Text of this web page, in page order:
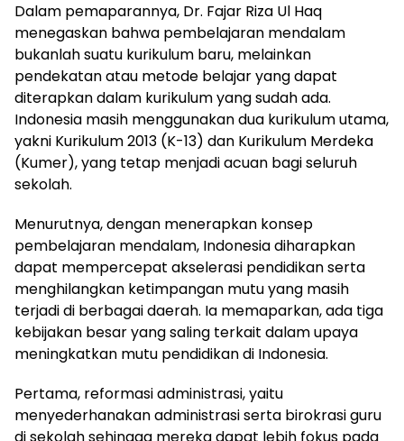
Dalam pemaparannya, Dr. Fajar Riza Ul Haq
menegaskan bahwa pembelajaran mendalam
bukanlah suatu kurikulum baru, melainkan
pendekatan atau metode belajar yang dapat
diterapkan dalam kurikulum yang sudah ada.
Indonesia masih menggunakan dua kurikulum utama,
yakni Kurikulum 2013 (K-13) dan Kurikulum Merdeka
(Kumer), yang tetap menjadi acuan bagi seluruh
sekolah.
Menurutnya, dengan menerapkan konsep
pembelajaran mendalam, Indonesia diharapkan
dapat mempercepat akselerasi pendidikan serta
menghilangkan ketimpangan mutu yang masih
terjadi di berbagai daerah. Ia memaparkan, ada tiga
kebijakan besar yang saling terkait dalam upaya
meningkatkan mutu pendidikan di Indonesia.
Pertama, reformasi administrasi, yaitu
menyederhanakan administrasi serta birokrasi guru